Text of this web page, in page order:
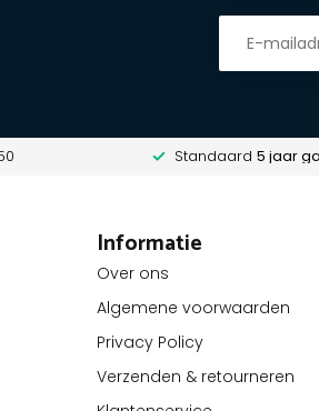
Standaard 5 jaar
Informatie
Over ons
Algemene voorwaarden
Privacy Policy
Verzenden & retourneren